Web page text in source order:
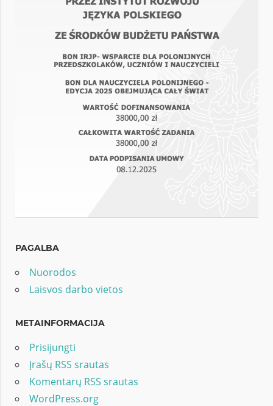
PAGALBA
Nuorodos
Laisvos darbo vietos
METAINFORMACIJA
Prisijungti
Įrašų RSS srautas
Komentarų RSS srautas
WordPress.org